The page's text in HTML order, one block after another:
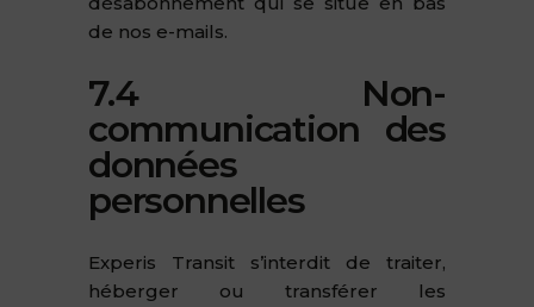
de nos e-mails.
7.4 Non-
communication des
données
personnelles
Experis Transit s’interdit de traiter,
héberger ou transférer les